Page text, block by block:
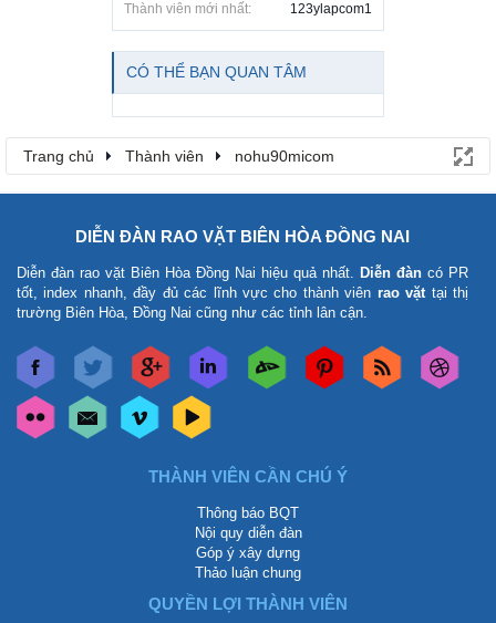
Thành viên mới nhất:
123ylapcom1
CÓ THỂ BẠN QUAN TÂM
Trang chủ Thành viên nohu90micom
DIỄN ĐÀN RAO VẶT BIÊN HÒA ĐỒNG NAI
Diễn đàn rao vặt Biên Hòa Đồng Nai hiệu quả nhất. Diễn đàn có PR
tốt, index nhanh, đầy đủ các lĩnh vực cho thành viên rao vặttại thị
trường Biên Hòa, Đồng Nai cũng như các tỉnh lân cận.
THÀNH VIÊN CẦN CHÚ Ý
Thông báo BQT
Nội quy diễn đàn
Góp ý xây dựng
Thảo luận chung
QUYỀN LỢI THÀNH VIÊN